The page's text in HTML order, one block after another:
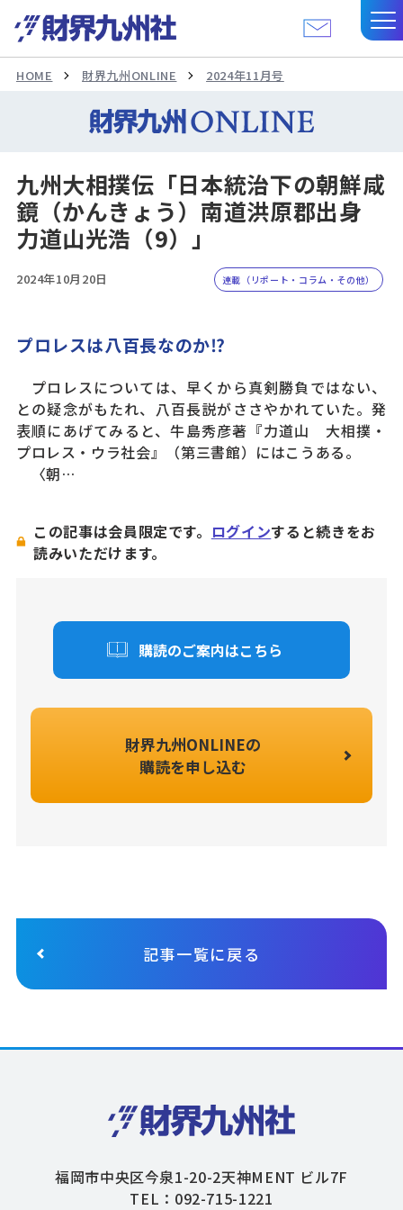
HOME 財界九州ONLINE 2024年11月号
九州大相撲伝「日本統治下の朝鮮咸
鏡（かんきょう）南道洪原郡出身
力道山光浩（9）」
2024年10月20日 連載（リポート・コラム・その他）
プロレスは八百長なのか⁉
プロレスについては、早くから真剣勝負ではない、
との疑念がもたれ、八百長説がささやかれていた。発
表順にあげてみると、牛島秀彦著『力道山 大相撲・
プロレス・ウラ社会』（第三書館）にはこうある。
〈朝…
この記事は会員限定です。 ログインすると続きをお
読みいただけます。
購読のご案内はこちら
財界九州ONLINEの
購読を申し込む
記事一覧に戻る
福岡市中央区今泉1-20-2天神MENT ビル7F
TEL：092-715-1221